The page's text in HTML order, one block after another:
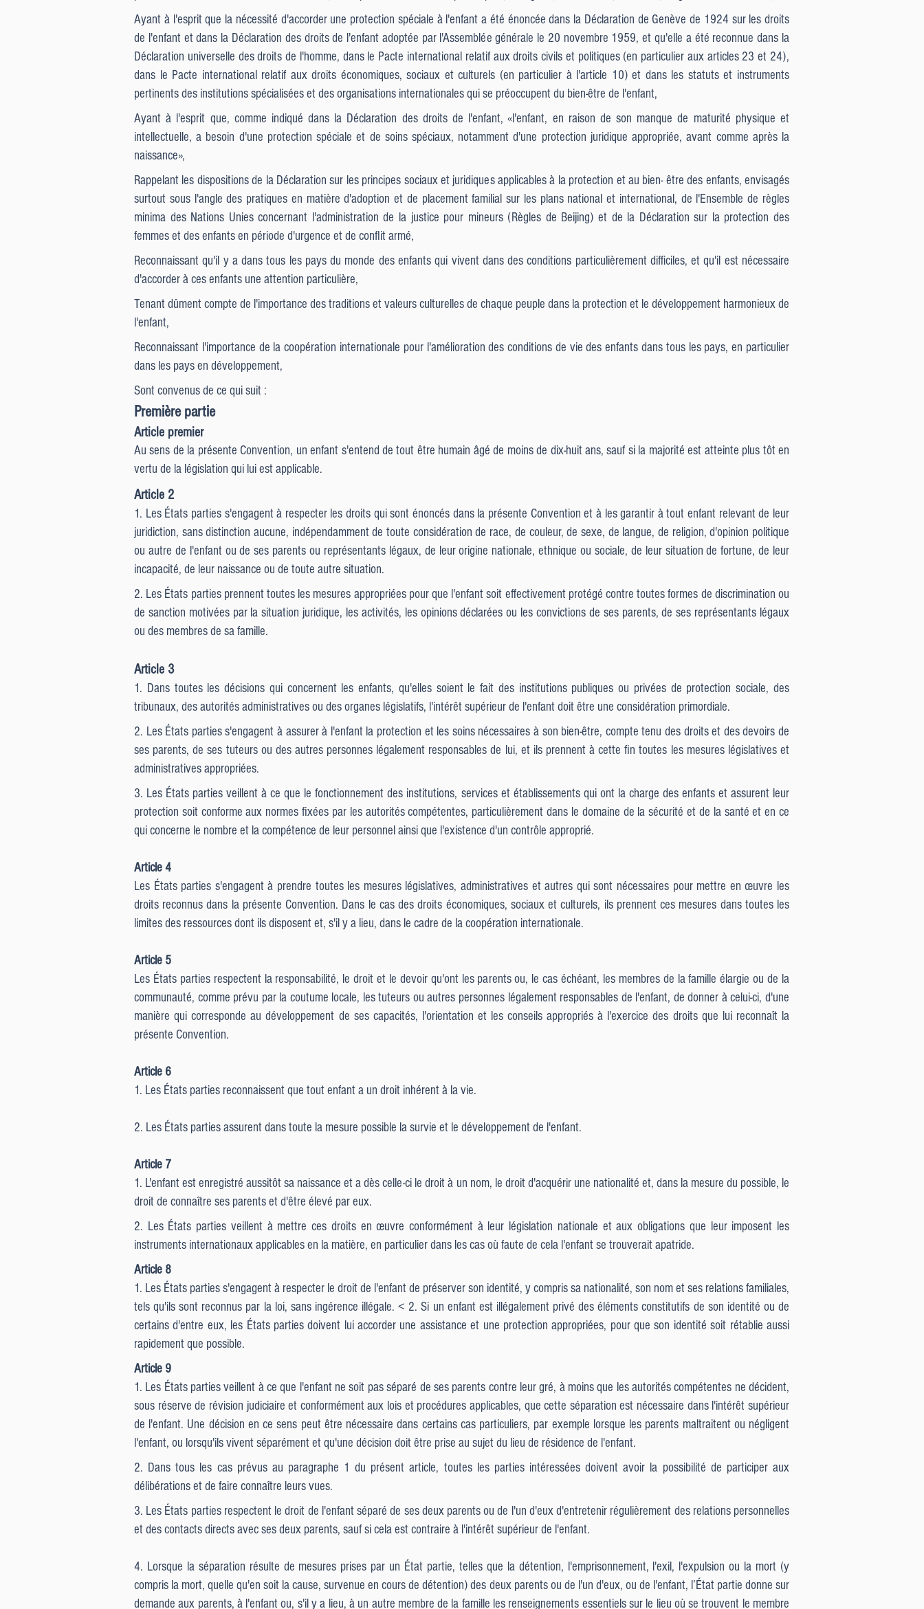
Ayant à l'esprit que la nécessité d'accorder une protection spéciale à l'enfant a été énoncée dans la Déclaration de Genève de 1924 sur les droits
de l'enfant et dans la Déclaration des droits de l'enfant adoptée par l'Assemblée générale le 20 novembre 1959, et qu'elle a été reconnue dans la
Déclaration universelle des droits de l'homme, dans le Pacte international relatif aux droits civils et politiques (en particulier aux articles 23 et 24),
dans le Pacte international relatif aux droits économiques, sociaux et culturels (en particulier à l'article 10) et dans les statuts et instruments
pertinents des institutions spécialisées et des organisations internationales qui se préoccupent du bien-être de l'enfant,
Ayant à l'esprit que, comme indiqué dans la Déclaration des droits de l'enfant, «l'enfant, en raison de son manque de maturité physique et
intellectuelle, a besoin d'une protection spéciale et de soins spéciaux, notamment d'une protection juridique appropriée, avant comme après la
naissance»,
Rappelant les dispositions de la Déclaration sur les principes sociaux et juridiques applicables à la protection et au bien- être des enfants, envisagés
surtout sous l'angle des pratiques en matière d'adoption et de placement familial sur les plans national et international, de l'Ensemble de règles
minima des Nations Unies concernant l'administration de la justice pour mineurs (Règles de Beijing) et de la Déclaration sur la protection des
femmes et des enfants en période d'urgence et de conflit armé,
Reconnaissant qu'il y a dans tous les pays du monde des enfants qui vivent dans des conditions particulièrement difficiles, et qu'il est nécessaire
d'accorder à ces enfants une attention particulière,
Tenant dûment compte de l'importance des traditions et valeurs culturelles de chaque peuple dans la protection et le développement harmonieux de
l'enfant,
Reconnaissant l'importance de la coopération internationale pour l'amélioration des conditions de vie des enfants dans tous les pays, en particulier
dans les pays en développement,
Sont convenus de ce qui suit :
Première partie
Article premier
Au sens de la présente Convention, un enfant s'entend de tout être humain âgé de moins de dix-huit ans, sauf si la majorité est atteinte plus tôt en
vertu de la législation qui lui est applicable.
Article 2
1. Les États parties s'engagent à respecter les droits qui sont énoncés dans la présente Convention et à les garantir à tout enfant relevant de leur
juridiction, sans distinction aucune, indépendamment de toute considération de race, de couleur, de sexe, de langue, de religion, d'opinion politique
ou autre de l'enfant ou de ses parents ou représentants légaux, de leur origine nationale, ethnique ou sociale, de leur situation de fortune, de leur
incapacité, de leur naissance ou de toute autre situation.
2. Les États parties prennent toutes les mesures appropriées pour que l'enfant soit effectivement protégé contre toutes formes de discrimination ou
de sanction motivées par la situation juridique, les activités, les opinions déclarées ou les convictions de ses parents, de ses représentants légaux
ou des membres de sa famille.
Article 3
1. Dans toutes les décisions qui concernent les enfants, qu'elles soient le fait des institutions publiques ou privées de protection sociale, des
tribunaux, des autorités administratives ou des organes législatifs, l'intérêt supérieur de l'enfant doit être une considération primordiale.
2. Les États parties s'engagent à assurer à l'enfant la protection et les soins nécessaires à son bien-être, compte tenu des droits et des devoirs de
ses parents, de ses tuteurs ou des autres personnes légalement responsables de lui, et ils prennent à cette fin toutes les mesures législatives et
administratives appropriées.
3. Les États parties veillent à ce que le fonctionnement des institutions, services et établissements qui ont la charge des enfants et assurent leur
protection soit conforme aux normes fixées par les autorités compétentes, particulièrement dans le domaine de la sécurité et de la santé et en ce
qui concerne le nombre et la compétence de leur personnel ainsi que l'existence d'un contrôle approprié.
Article 4
Les États parties s'engagent à prendre toutes les mesures législatives, administratives et autres qui sont nécessaires pour mettre en œuvre les
droits reconnus dans la présente Convention. Dans le cas des droits économiques, sociaux et culturels, ils prennent ces mesures dans toutes les
limites des ressources dont ils disposent et, s'il y a lieu, dans le cadre de la coopération internationale.
Article 5
Les États parties respectent la responsabilité, le droit et le devoir qu'ont les parents ou, le cas échéant, les membres de la famille élargie ou de la
communauté, comme prévu par la coutume locale, les tuteurs ou autres personnes légalement responsables de l'enfant, de donner à celui-ci, d'une
manière qui corresponde au développement de ses capacités, l'orientation et les conseils appropriés à l'exercice des droits que lui reconnaît la
présente Convention.
Article 6
1. Les États parties reconnaissent que tout enfant a un droit inhérent à la vie.
2. Les États parties assurent dans toute la mesure possible la survie et le développement de l'enfant.
Article 7
1. L'enfant est enregistré aussitôt sa naissance et a dès celle-ci le droit à un nom, le droit d'acquérir une nationalité et, dans la mesure du possible, le
droit de connaître ses parents et d'être élevé par eux.
2. Les États parties veillent à mettre ces droits en œuvre conformément à leur législation nationale et aux obligations que leur imposent les
instruments internationaux applicables en la matière, en particulier dans les cas où faute de cela l'enfant se trouverait apatride.
Article 8
1. Les États parties s'engagent à respecter le droit de l'enfant de préserver son identité, y compris sa nationalité, son nom et ses relations familiales,
tels qu'ils sont reconnus par la loi, sans ingérence illégale. < 2. Si un enfant est illégalement privé des éléments constitutifs de son identité ou de
certains d'entre eux, les États parties doivent lui accorder une assistance et une protection appropriées, pour que son identité soit rétablie aussi
rapidement que possible.
Article 9
1. Les États parties veillent à ce que l'enfant ne soit pas séparé de ses parents contre leur gré, à moins que les autorités compétentes ne décident,
sous réserve de révision judiciaire et conformément aux lois et procédures applicables, que cette séparation est nécessaire dans l'intérêt supérieur
de l'enfant. Une décision en ce sens peut être nécessaire dans certains cas particuliers, par exemple lorsque les parents maltraitent ou négligent
l'enfant, ou lorsqu'ils vivent séparément et qu'une décision doit être prise au sujet du lieu de résidence de l'enfant.
2. Dans tous les cas prévus au paragraphe 1 du présent article, toutes les parties intéressées doivent avoir la possibilité de participer aux
délibérations et de faire connaître leurs vues.
3. Les États parties respectent le droit de l'enfant séparé de ses deux parents ou de l'un d'eux d'entretenir régulièrement des relations personnelles
etdes contacts directs avec ses deux parents, sauf si cela est contraire à l'intérêt supérieur de l'enfant.
4. Lorsque la séparation résulte de mesures prises par un État partie, telles que la détention, l'emprisonnement, l'exil, l'expulsion ou la mort (y
compris la mort, quelle qu'en soit la cause, survenue en cours de détention) des deux parents ou de l'un d'eux, ou de l'enfant, l’État partie donne sur
demande aux parents, à l'enfant ou, s'il y a lieu, à un autre membre de la famille les renseignements essentiels sur le lieu où se trouvent le membre